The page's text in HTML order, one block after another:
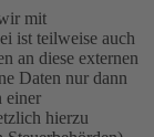
mit
ist teilweise auch
an diese externen
Daten nur dann
einer
hierzu